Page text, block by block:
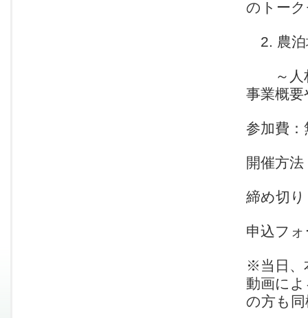
のトー
2. 農泊
～人材
事業概
参加費：
開催方
締め切
申込フ
※当日、
動画に
の方も